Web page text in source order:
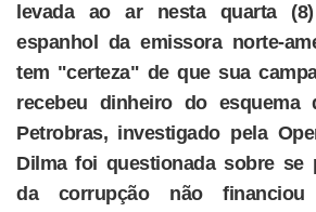
levada ao ar nesta quarta
espanhol da emissora norte-
tem "certeza" de que sua
recebeu dinheiro do esquema
Petrobras, investigado pela
Dilma foi questionada sobre se
da corrupção não financiou